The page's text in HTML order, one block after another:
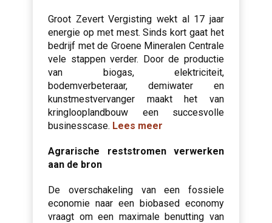
Groot Zevert Vergisting wekt al 17 jaar
energie op met mest. Sinds kort gaat het
bedrijf met de Groene Mineralen Centrale
vele stappen verder. Door de productie
van biogas, elektriciteit,
bodemverbeteraar, demiwater en
kunstmestvervanger maakt het van
kringlooplandbouw een succesvolle
businesscase. Lees meer
Agrarische reststromen verwerken
aan de bron
De overschakeling van een fossiele
economie naar een biobased economy
vraagt om een maximale benutting van